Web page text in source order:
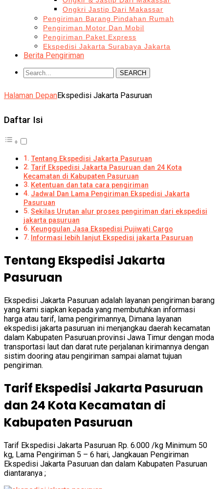
Ongkri Jastip Dari Makassar
Pengiriman Barang Pindahan Rumah
Pengiriman Motor Dan Mobil
Pengiriman Paket Express
Ekspedisi Jakarta Surabaya Jakarta
Berita Pengiriman
SEARCH
Halaman DepanEkspedisi Jakarta Pasuruan
Daftar Isi
Tentang Ekspedisi Jakarta Pasuruan
Tarif Ekspedisi Jakarta Pasuruan dan 24 Kota
Kecamatan di Kabupaten Pasuruan
Ketentuan dan tata cara pengiriman
Jadwal Dan Lama Pengiriman Ekspedisi Jakarta
Pasuruan
Sekilas Urutan alur proses pengiriman dari ekspedisi
jakarta pasuruan
Keunggulan Jasa Ekspedisi Pujiwati Cargo
Informasi lebih lanjut Ekspedisi jakarta Pasuruan
Tentang Ekspedisi Jakarta
Pasuruan
Ekspedisi Jakarta Pasuruan adalah layanan pengiriman barang
yang kami siapkan kepada yang membutuhkan informasi
harga atau tarif, lama pengirimannya, Dimana layanan
ekspedisi jakarta pasuruan ini menjangkau daerah kecamatan
dalam Kabupaten Pasuruan.provinsi Jawa Timur dengan moda
transportasi laut dan darat rute perjalanan kirimannya dengan
sistim dooring atau pengiriman sampai alamat tujuan
pengiriman.
Tarif Ekspedisi Jakarta Pasuruan
dan 24 Kota Kecamatan di
Kabupaten Pasuruan
Tarif Ekspedisi Jakarta Pasuruan Rp. 6.000 /kg Minimum 50
kg, Lama Pengiriman 5 – 6 hari, Jangkauan Pengiriman
Ekspedisi Jakarta Pasuruan dan dalam Kabupaten Pasuruan
diantaranya ;